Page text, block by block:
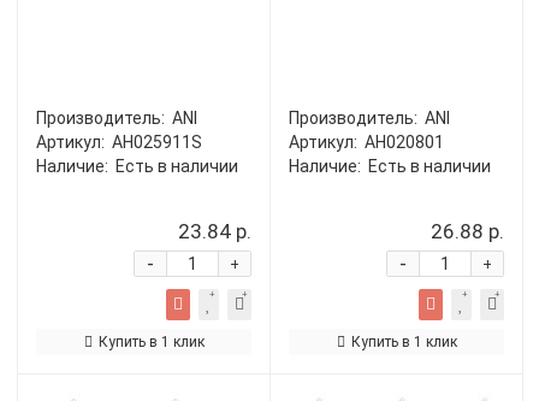
Производитель: ANI
Артикул: AH025911S
Наличие: Есть в наличии
23.84 р.
+
-
Купить в 1 клик
Производитель: ANI
Артикул: AH020801
Наличие: Есть в наличии
26.88 р.
+
-
Купить в 1 клик